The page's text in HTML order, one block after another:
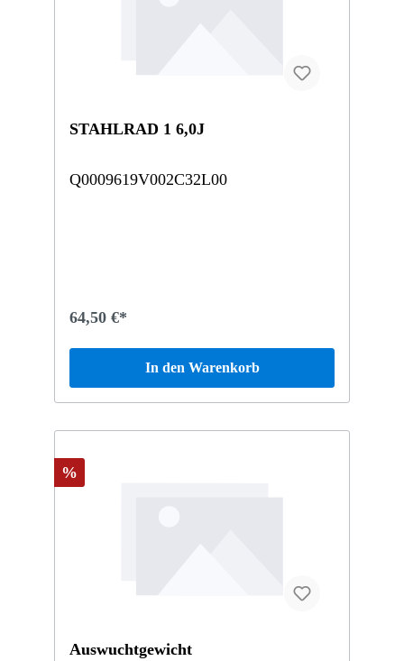
STAHLRAD 1 6,0J
Q0009619V002C32L00
64,50 €*
In den Warenkorb
%
Auswuchtgewicht